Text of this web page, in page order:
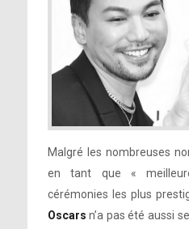
Malgré les nombreuses
en tant que «
cérémonies les plus
Oscars n’a pas été aussi